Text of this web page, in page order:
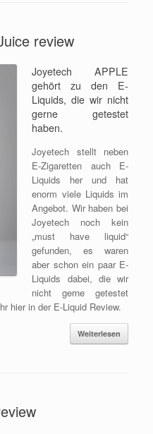
review
Joyetech APPLE
gehört zu den E-
Liquids, die wir nicht
gerne getestet
haben.
Joyetech stellt neben
E-Zigaretten auch E-
Liquids her und hat
enorm viele Liquids im
Angebot. Wir haben bei
Joyetech noch kein
„must have liquid“
gefunden, es waren
aber schon ein paar E-
Liquids dabei, die wir
nicht gerne getestet
hier in der E-Liquid Review.
Weiterlesen